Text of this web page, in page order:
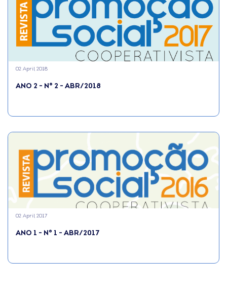
ANO 2 - N° 2 - ABR/2018
02 April 2018
ANO 1 - N° 1 - ABR/2017
02 April 2017